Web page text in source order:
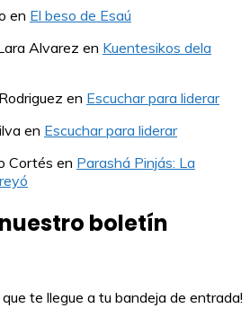
en El beso de Esaú
Alvarez en Kuentesikos dela
en Escuchar para liderar
en Escuchar para liderar
Cortés en Parashá Pinjás: La
boletín
te llegue a tu bandeja de entrada!